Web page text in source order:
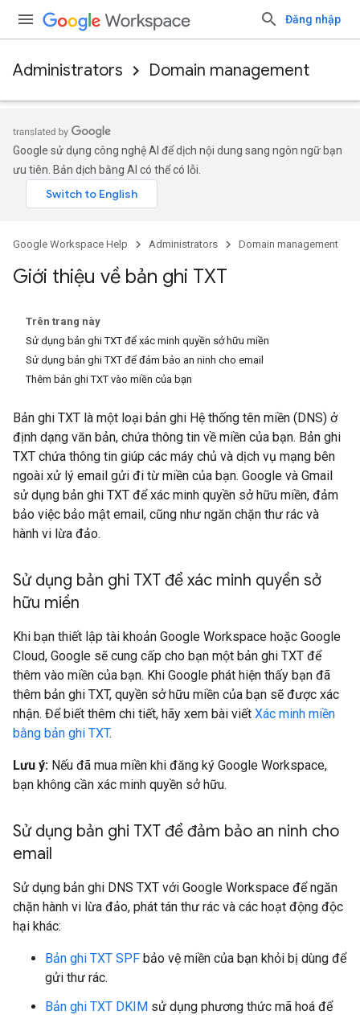
Đăng nhập
Administrators Domain management
Google sử dụng công nghệ AI để dịch nội dung sang ngôn ngữ bạn
ưu tiên. Bản dịch bằng AI có thể có lỗi.
Google Workspace Help Administrators Domain management
Giới thiệu về bản ghi TXT
Trên trang này
Sử dụng bản ghi TXT để xác minh quyền sở hữu miền
Sử dụng bản ghi TXT để đảm bảo an ninh cho email
Thêm bản ghi TXT vào miền của bạn
Bản ghi TXT là một loại bản ghi Hệ thống tên miền (DNS) ở
định dạng văn bản, chứa thông tin về miền của bạn. Bản ghi
TXT chứa thông tin giúp các máy chủ và dịch vụ mạng bên
ngoài xử lý email gửi đi từ miền của bạn. Google và Gmail
sử dụng bản ghi TXT để xác minh quyền sở hữu miền, đảm
bảo việc bảo mật email, cũng như ngăn chặn thư rác và
hành vi lừa đảo.
Sử dụng bản ghi TXT để xác minh quyền sở
hữu miền
Khi bạn thiết lập tài khoản Google Workspace hoặc Google
Cloud, Google sẽ cung cấp cho bạn một bản ghi TXT để
thêm vào miền của bạn. Khi Google phát hiện thấy bạn đã
thêm bản ghi TXT, quyền sở hữu miền của bạn sẽ được xác
nhận. Để biết thêm chi tiết, hãy xem bài viết Xác minh miền
bằng bản ghi TXT.
Lưu ý: Nếu đã mua miền khi đăng ký Google Workspace,
bạn không cần xác minh quyền sở hữu.
Sử dụng bản ghi TXT để đảm bảo an ninh cho
email
Sử dụng bản ghi DNS TXT với Google Workspace để ngăn
chặn hành vi lừa đảo, phát tán thư rác và các hoạt động độc
hại khác:
Bản ghi TXT SPF bảo vệ miền của bạn khỏi bị dùng để
gửi thư rác.
Bản ghi TXT DKIM sử dụng phương thức mã hoá để